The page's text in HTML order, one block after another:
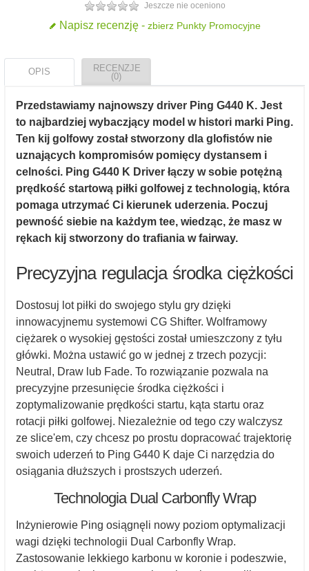
Jeszcze nie oceniono
Napisz recenzję - zbierz Punkty Promocyjne
OPIS
RECENZJE
(0)
Przedstawiamy najnowszy driver Ping G440 K. Jest
to najbardziej wybaczjący model w histori marki Ping.
Ten kij golfowy został stworzony dla glofistów nie
uznających kompromisów pomięcy dystansem i
celności. Ping G440 K Driver łączy w sobie potężną
prędkość startową piłki golfowej z technologią, która
pomaga utrzymać Ci kierunek uderzenia. Poczuj
pewność siebie na każdym tee, wiedząc, że masz w
rękach kij stworzony do trafiania w fairway.
Precyzyjna regulacja środka ciężkości
Dostosuj lot piłki do swojego stylu gry dzięki
innowacyjnemu systemowi CG Shifter. Wolframowy
ciężarek o wysokiej gęstości został umieszczony z tyłu
główki. Można ustawić go w jednej z trzech pozycji:
Neutral, Draw lub Fade. To rozwiązanie pozwala na
precyzyjne przesunięcie środka ciężkości i
zoptymalizowanie prędkości startu, kąta startu oraz
rotacji piłki golfowej. Niezależnie od tego czy walczysz
ze slice'em, czy chcesz po prostu dopracować trajektorię
swoich uderzeń to Ping G440 K daje Ci narzędzia do
osiągania dłuższych i prostszych uderzeń.
Technologia Dual Carbonfly Wrap
Inżynierowie Ping osiągnęli nowy poziom optymalizacji
wagi dzięki technologii Dual Carbonfly Wrap.
Zastosowanie lekkiego karbonu w koronie i podeszwie,